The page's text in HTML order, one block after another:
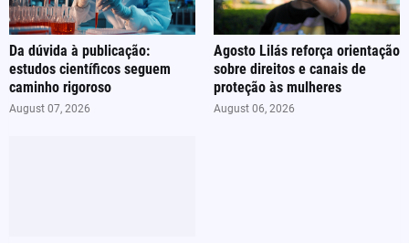
Da dúvida à publicação:
estudos científicos seguem
caminho rigoroso
August 07, 2026
Agosto Lilás reforça orientação
sobre direitos e canais de
proteção às mulheres
August 06, 2026